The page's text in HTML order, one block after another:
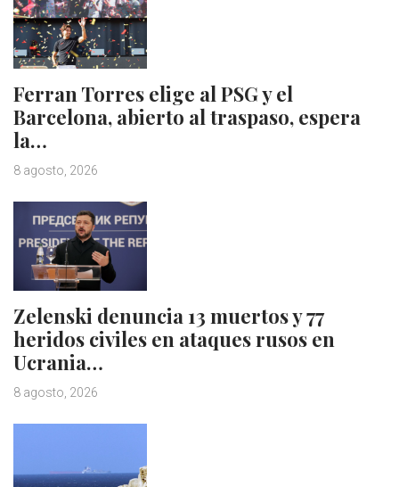
Ferran Torres elige al PSG y el
Barcelona, abierto al traspaso, espera
la…
8 agosto, 2026
Zelenski denuncia 13 muertos y 77
heridos civiles en ataques rusos en
Ucrania…
8 agosto, 2026